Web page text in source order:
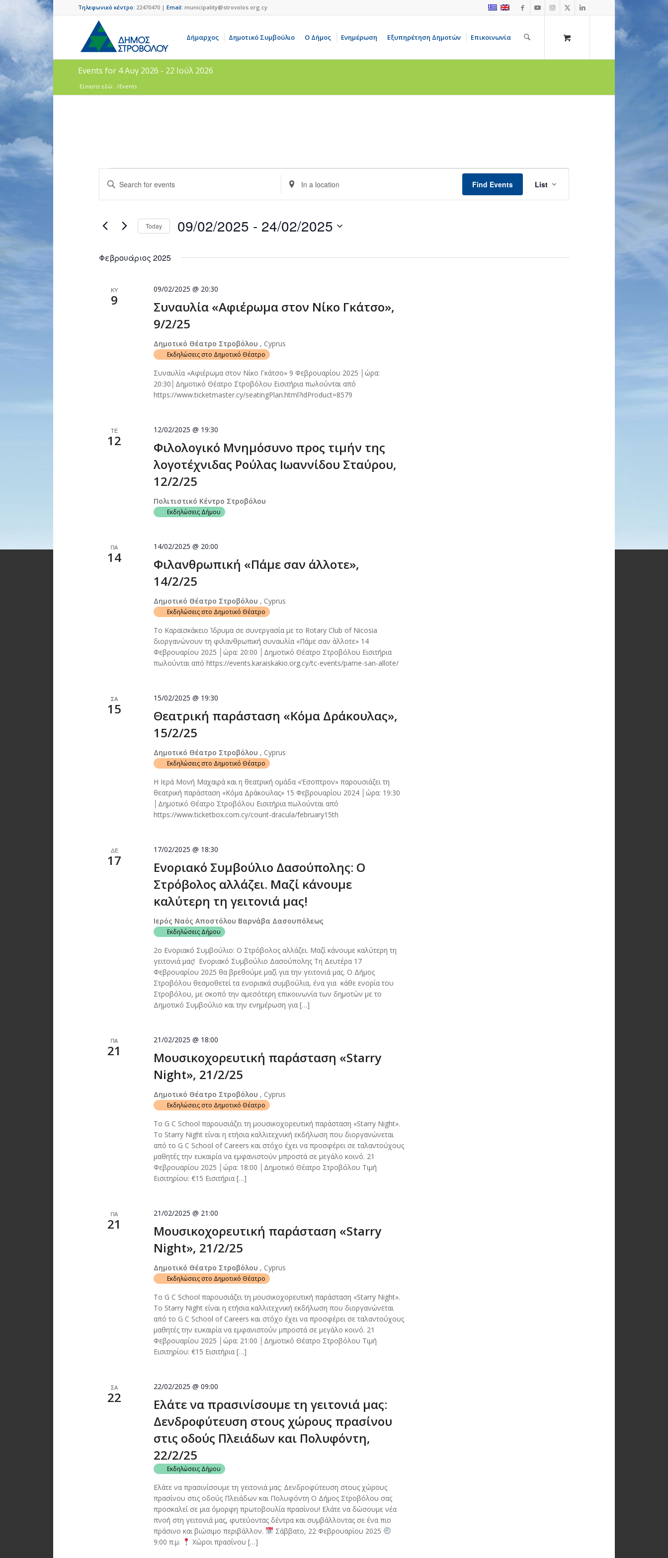
Τηλεφωνικό κέντρο: 22470470 | Email: municipality@strovolos.org.cy
Δήμαρχος Δημοτικό Συμβούλιο Ο Δήμος Ενημέρωση Εξυπηρέτηση Δημοτών Επικοινωνία
Events for 4 Αυγ 2026 - 22 Ιούλ 2026
Είσαστε εδώ: /Events
Events
Search
and
Views
Navigation
Enter
Keyword.
Search
Events
Enter
Location.
Search
Events
by
Find Events
Views
List
Today 09/02/2025 - 24/02/2025
Φεβρουάριος 2025
ΚΥ
9
Συναυλία «Αφιέρωμα στον Νίκο Γκάτσο»,
9/2/25
09/02/2025 @ 20:30
Δημοτικό Θέατρο Στροβόλου , Cyprus
Εκδηλώσεις στο Δημοτικό Θέατρο
Συναυλία «Αφιέρωμα στον Νίκο Γκάτσο» 9 Φεβρουαρίου 2025 │ώρα:
20:30│Δημοτικό Θέατρο Στροβόλου Εισιτήρια πωλούνται από
https://www.ticketmaster.cy/seatingPlan.html?idProduct=8579
ΤΕ
12
Φιλολογικό Μνημόσυνο προς τιμήν της
λογοτέχνιδας Ρούλας Ιωαννίδου Σταύρου,
12/2/25
12/02/2025 @ 19:30
Πολιτιστικό Κέντρο Στροβόλου
Εκδηλώσεις Δήμου
ΠΑ
14
Φιλανθρωπική «Πάμε σαν άλλοτε»,
14/2/25
14/02/2025 @ 20:00
Δημοτικό Θέατρο Στροβόλου , Cyprus
Εκδηλώσεις στο Δημοτικό Θέατρο
Το Καραϊσκάκειο Ίδρυμα σε συνεργασία με το Rotary Club of Nicosia
διοργανώνουν τη φιλανθρωπική συναυλία «Πάμε σαν άλλοτε» 14
Φεβρουαρίου 2025 │ώρα: 20:00 │Δημοτικό Θέατρο Στροβόλου Εισιτήρια
πωλούνται από https://events.karaiskakio.org.cy/tc-events/pame-san-allote/
ΣΑ
15
Θεατρική παράσταση «Κόμα Δράκουλας»,
15/2/25
15/02/2025 @ 19:30
Δημοτικό Θέατρο Στροβόλου , Cyprus
Εκδηλώσεις στο Δημοτικό Θέατρο
Η Ιερά Μονή Μαχαιρά και η θεατρική ομάδα «’Εσοπτρον» παρουσιάζει τη
θεατρική παράσταση «Κόμα Δράκουλας» 15 Φεβρουαρίου 2024 │ώρα: 19:30
│Δημοτικό Θέατρο Στροβόλου Εισιτήρια πωλούνται από
https://www.ticketbox.com.cy/count-dracula/february15th
ΔΕ
17
Ενοριακό Συμβούλιο Δασούπολης: Ο
Στρόβολος αλλάζει. Μαζί κάνουμε
καλύτερη τη γειτονιά μας!
17/02/2025 @ 18:30
Ιερός Ναός Αποστόλου Βαρνάβα Δασουπόλεως
Εκδηλώσεις Δήμου
2ο Ενοριακό Συμβούλιο: Ο Στρόβολος αλλάζει. Μαζί κάνουμε καλύτερη τη
γειτονιά μας! Ενοριακό Συμβούλιο Δασούπολης Τη Δευτέρα 17
Φεβρουαρίου 2025 θα βρεθούμε μαζί για την γειτονιά μας. Ο Δήμος
Στροβόλου θεσμοθετεί τα ενοριακά συμβούλια, ένα για κάθε ενορία του
Στροβόλου, με σκοπό την αμεσότερη επικοινωνία των δημοτών με το
Δημοτικό Συμβούλιο και την ενημέρωση για […]
ΠΑ
21
Μουσικοχορευτική παράσταση «Starry
Night», 21/2/25
21/02/2025 @ 18:00
Δημοτικό Θέατρο Στροβόλου , Cyprus
Εκδηλώσεις στο Δημοτικό Θέατρο
To G C School παρουσιάζει τη μουσικοχορευτική παράσταση «Starry Night».
Το Starry Night είναι η ετήσια καλλιτεχνική εκδήλωση που διοργανώνεται
από το G C School of Careers και στόχο έχει να προσφέρει σε ταλαντούχους
μαθητές την ευκαιρία να εμφανιστούν μπροστά σε μεγάλο κοινό. 21
Φεβρουαρίου 2025 │ώρα: 18:00 │Δημοτικό Θέατρο Στροβόλου Τιμή
Εισιτηρίου: €15 Εισιτήρια […]
ΠΑ
21
Μουσικοχορευτική παράσταση «Starry
Night», 21/2/25
21/02/2025 @ 21:00
Δημοτικό Θέατρο Στροβόλου , Cyprus
Εκδηλώσεις στο Δημοτικό Θέατρο
To G C School παρουσιάζει τη μουσικοχορευτική παράσταση «Starry Night».
Το Starry Night είναι η ετήσια καλλιτεχνική εκδήλωση που διοργανώνεται
από το G C School of Careers και στόχο έχει να προσφέρει σε ταλαντούχους
μαθητές την ευκαιρία να εμφανιστούν μπροστά σε μεγάλο κοινό. 21
Φεβρουαρίου 2025 │ώρα: 21:00 │Δημοτικό Θέατρο Στροβόλου Τιμή
Εισιτηρίου: €15 Εισιτήρια […]
ΣΑ
22
Ελάτε να πρασινίσουμε τη γειτονιά μας:
Δενδροφύτευση στους χώρους πρασίνου
στις οδούς Πλειάδων και Πολυφόντη,
22/2/25
22/02/2025 @ 09:00
Εκδηλώσεις Δήμου
Ελάτε να πρασινίσουμε τη γειτονιά μας: Δενδροφύτευση στους χώρους
πρασίνου στις οδούς Πλειάδων και Πολυφόντη Ο Δήμος Στροβόλου σας
προσκαλεί σε μια όμορφη πρωτοβουλία πρασίνου! Ελάτε να δώσουμε νέα
πνοή στη γειτονιά μας, φυτεύοντας δέντρα και συμβάλλοντας σε ένα πιο
πράσινο και βιώσιμο περιβάλλον.
Σάββατο, 22 Φεβρουαρίου 2025
9:00 π.μ.
Χώροι πρασίνου […]